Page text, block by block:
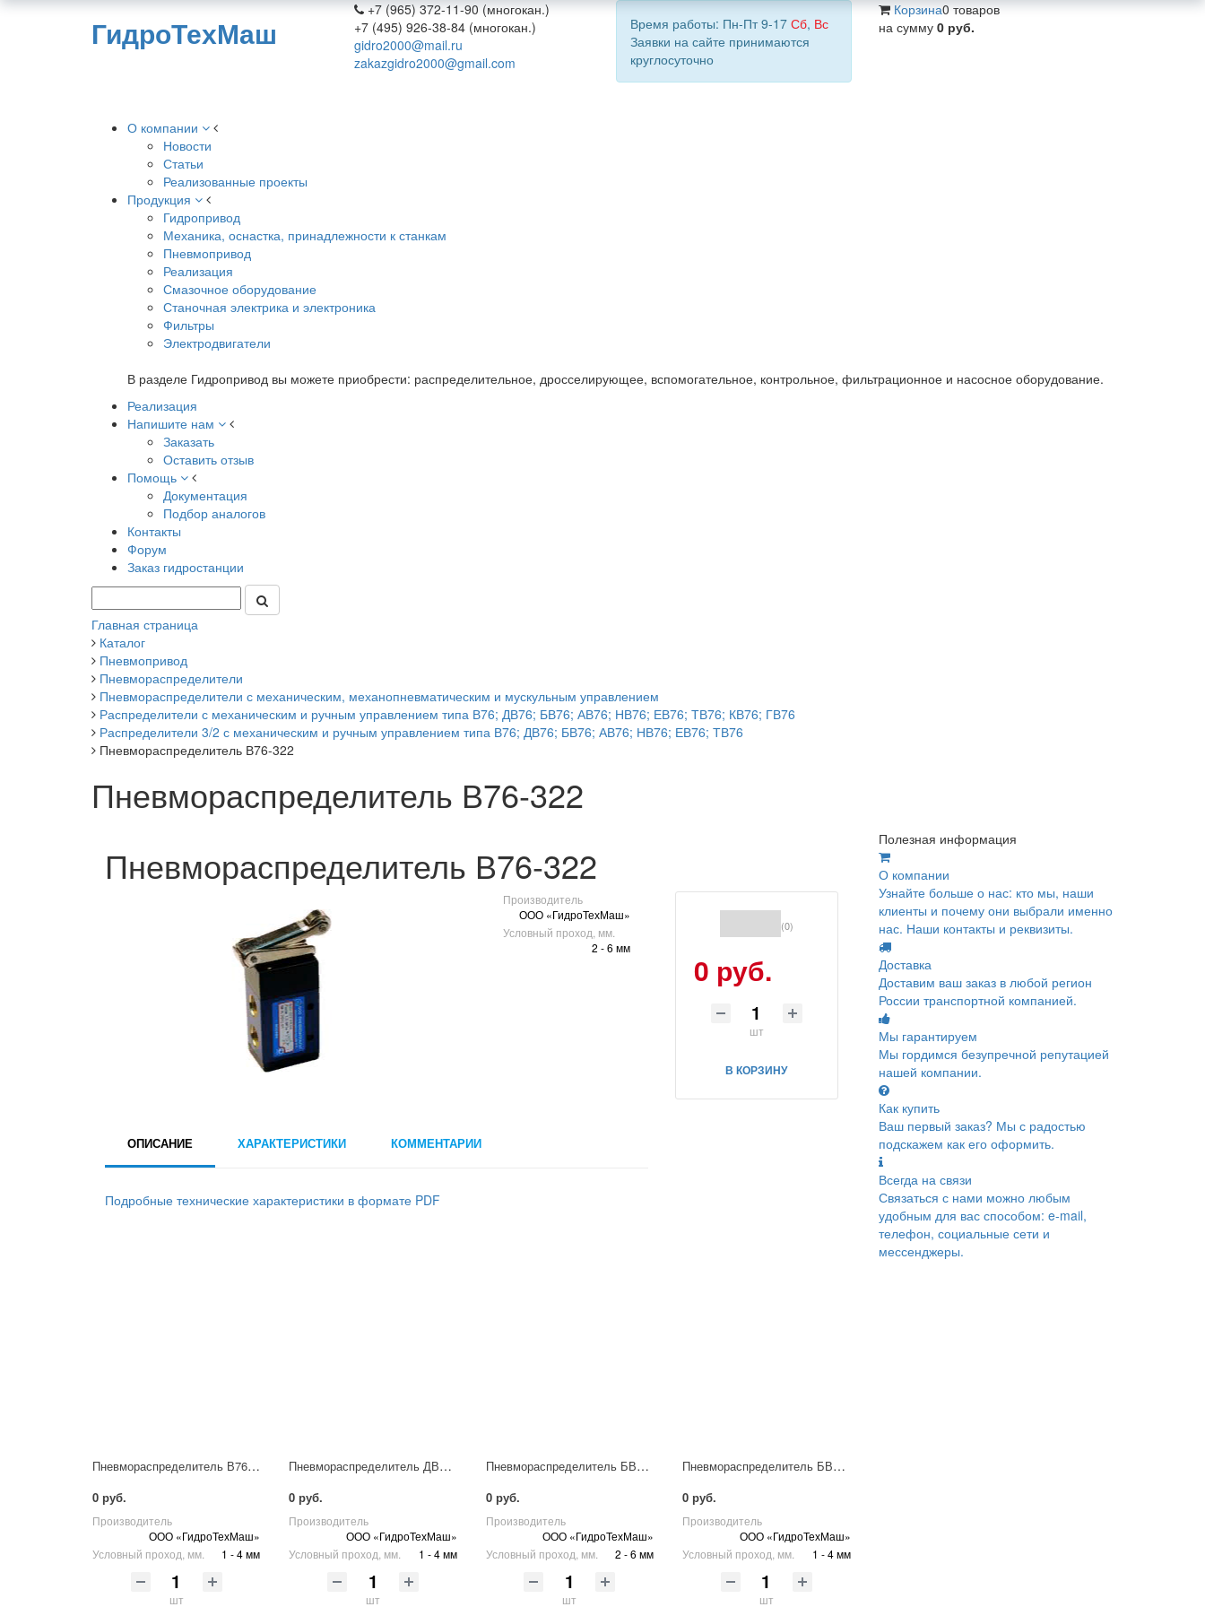
ГидроТехМаш
+7 (965) 372-11-90 (многокан.)
+7 (495) 926-38-84 (многокан.)
gidro2000@mail.ru
zakazgidro2000@gmail.com
Время работы: Пн-Пт 9-17 Сб, Вс
Заявки на сайте принимаются
круглосуточно
Корзина0 товаров
на сумму 0 руб.
О компании
Новости
Статьи
Реализованные проекты
Продукция
Гидропривод
Механика, оснастка, принадлежности к станкам
Пневмопривод
Реализация
Смазочное оборудование
Станочная электрика и электроника
Фильтры
Электродвигатели
В разделе Гидропривод вы можете приобрести: распределительное, дросселирующее, вспомогательное, контрольное, фильтрационное и насосное оборудование.
Реализация
Напишите нам
Заказать
Оставить отзыв
Помощь
Документация
Подбор аналогов
Контакты
Форум
Заказ гидростанции
Главная страница
Каталог
Пневмопривод
Пневмораспределители
Пневмораспределители с механическим, механопневматическим и мускульным управлением
Распределители с механическим и ручным управлением типа В76; ДВ76; БВ76; АВ76; НВ76; ЕВ76; ТВ76; КВ76; ГВ76
Распределители 3/2 с механическим и ручным управлением типа В76; ДВ76; БВ76; АВ76; НВ76; ЕВ76; ТВ76
Пневмораспределитель В76-322
Пневмораспределитель В76-322
Пневмораспределитель В76-322
Производитель
ООО «ГидроТехМаш»
Условный проход, мм.
2 - 6 мм
(0)
0 руб.
шт
В КОРЗИНУ
ОПИСАНИЕ ХАРАКТЕРИСТИКИ КОММЕНТАРИИ
Подробные технические характеристики в формате PDF
Пневмораспределитель В76-321
0 руб.
Производитель
ООО «ГидроТехМаш»
Условный проход, мм.
1 - 4 мм
шт
Пневмораспределитель ДВ76-321
0 руб.
Производитель
ООО «ГидроТехМаш»
Условный проход, мм.
1 - 4 мм
шт
Пневмораспределитель БВ76-322
0 руб.
Производитель
ООО «ГидроТехМаш»
Условный проход, мм.
2 - 6 мм
шт
Пневмораспределитель БВ76-321
0 руб.
Производитель
ООО «ГидроТехМаш»
Условный проход, мм.
1 - 4 мм
шт
Полезная информация
О компании
Узнайте больше о нас: кто мы, наши
клиенты и почему они выбрали именно
нас. Наши контакты и реквизиты.
Доставка
Доставим ваш заказ в любой регион
России транспортной компанией.
Мы гарантируем
Мы гордимся безупречной репутацией
нашей компании.
Как купить
Ваш первый заказ? Мы с радостью
подскажем как его оформить.
Всегда на связи
Связаться с нами можно любым
удобным для вас способом: e-mail,
телефон, социальные сети и
мессенджеры.